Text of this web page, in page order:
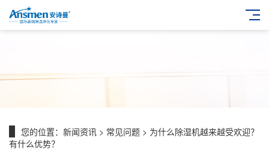
您的位置： 新闻资讯 > 常见问题 > 为什么除湿机越来越受欢迎？
有什么优势？